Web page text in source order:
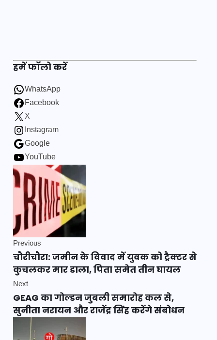
हमें फॉलो करें
WhatsApp
Facebook
X
Instagram
Google
YouTube
Previous
चौरीचौरा: जमीन के विवाद में युवक को ट्रैक्टर से
कुचलकर मार डाला, पिता समेत तीन घायल
Next
GEAG का गोल्डन जुबली समारोह कल से,
सुनीता नरायन और राजेंद्र सिंह करेंगे संबोधन